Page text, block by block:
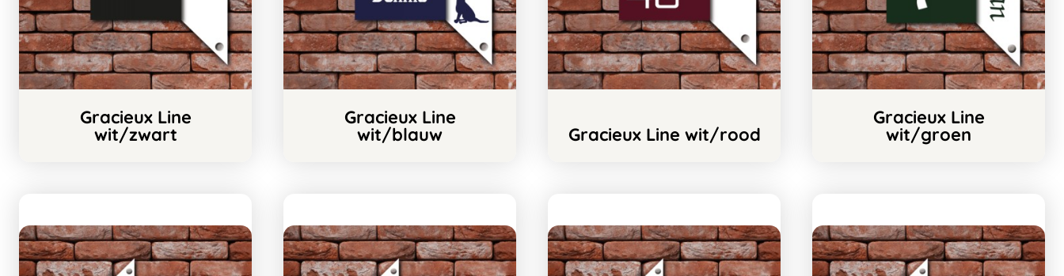
Gracieux Line
wit/zwart
Gracieux Line
wit/blauw Gracieux Line wit/rood
Gracieux Line
wit/groen